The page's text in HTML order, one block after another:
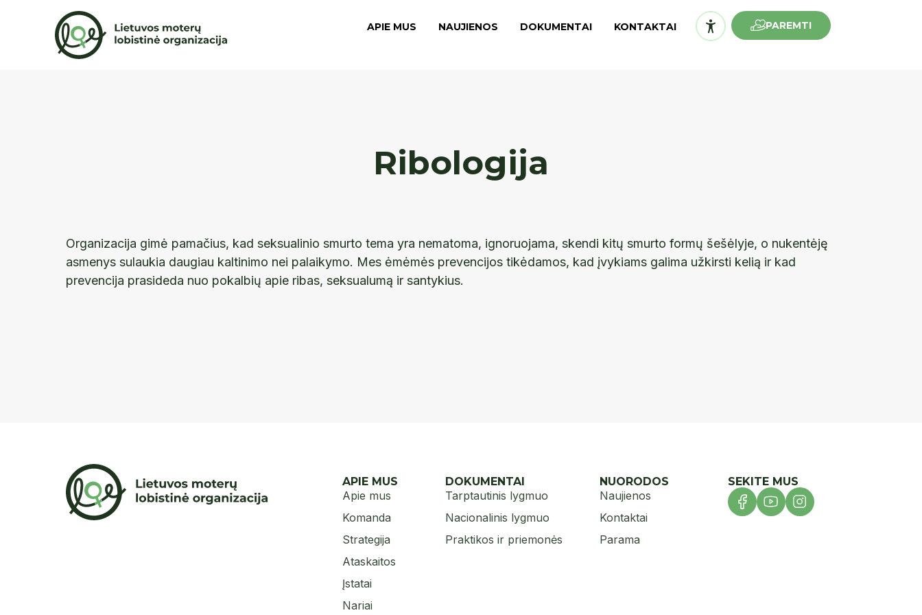
APIE MUS NAUJIENOS DOKUMENTAI KONTAKTAI PAREMTI
Ribologija
Organizacija gimė pamačius, kad seksualinio smurto tema yra nematoma, ignoruojama, skendi kitų smurto formų šešėlyje, o nukentėję
asmenys sulaukia daugiau kaltinimo nei palaikymo. Mes ėmėmės prevencijos tikėdamos, kad įvykiams galima užkirsti kelią ir kad
prevencija prasideda nuo pokalbių apie ribas, seksualumą ir santykius.
APIE MUS
Apie mus
Komanda
Strategija
Ataskaitos
Įstatai
Nariai
DOKUMENTAI
Tarptautinis lygmuo
Nacionalinis lygmuo
Praktikos ir priemonės
NUORODOS
Naujienos
Kontaktai
Parama
SEKITE MUS